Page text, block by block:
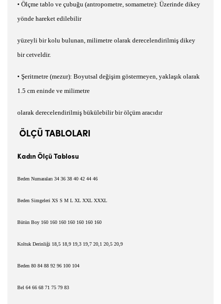
• Ölçme tablo ve çubuğu (antropometre, somametre): Üzerinde dikey
yönde hareket edilebilir
yüzeyli bir kolu bulunan, milimetre olarak derecelendirilmiş dikey
bir cetveldir.
• Şeritmetre (mezur): Boyutsal değişim göstermeyen, yaklaşık olarak
1.5 cm eninde ve milimetre
olarak derecelendirilmiş bükülebilir bir ölçüm aracıdır
ÖLÇÜ TABLOLARI
Kadın Ölçü Tablosu
Beden Numaraları 34 36 38 40 42 44 46
Beden Simgeleri XS S M L XL XXL XXXL
Bütün Boy 160 160 160 160 160 160 160
Koltuk Derinliği 18,5 18,9 19,3 19,7 20,1 20,5 20,9
Beden 80 84 88 92 96 100 104
Bel 64 66 68 71 75 79 83